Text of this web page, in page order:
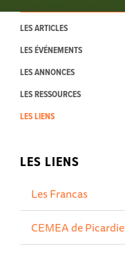
LES ARTICLES
LES ÉVÉNEMENTS
LES ANNONCES
LES RESSOURCES
LES LIENS
LES LIENS
Les Francas
CEMEA de Picardie